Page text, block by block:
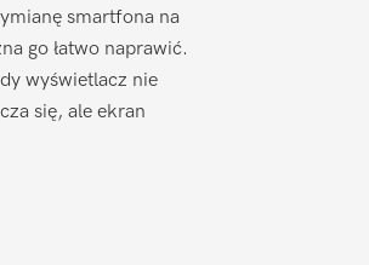
smartfona na
go łatwo naprawić.
wyświetlacz nie
się, ale ekran